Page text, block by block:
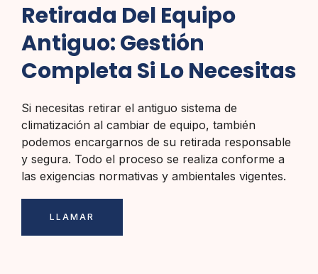
Retirada Del Equipo
Antiguo: Gestión
Completa Si Lo Necesitas
Si necesitas retirar el antiguo sistema de
climatización al cambiar de equipo, también
podemos encargarnos de su retirada responsable
y segura. Todo el proceso se realiza conforme a
las exigencias normativas y ambientales vigentes.
LLAMAR